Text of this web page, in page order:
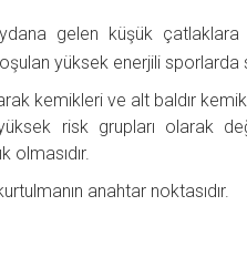
gelen küşük çatlaklara
yüksek enerjili sporlarda
kemikleri ve alt baldır
risk grupları olarak
olmasıdır.
anahtar noktasıdır.